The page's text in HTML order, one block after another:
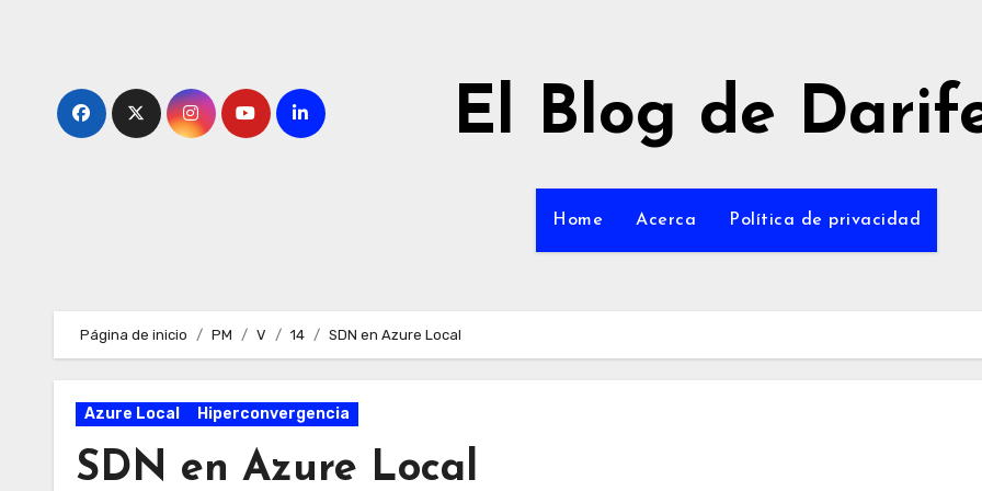
El Blog de
Home Acerca Política de privacidad
Página de inicio PM V 14 SDN en Azure Local
Azure Local Hiperconvergencia
SDN en Azure Local